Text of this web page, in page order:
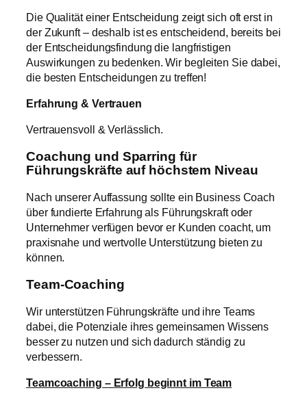
Die Qualität einer Entscheidung zeigt sich oft erst in
der Zukunft – deshalb ist es entscheidend, bereits bei
der Entscheidungsfindung die langfristigen
Auswirkungen zu bedenken. Wir begleiten Sie dabei,
die besten Entscheidungen zu treffen!
Erfahrung & Vertrauen
Vertrauensvoll & Verlässlich.
Coachung und Sparring für
Führungskräfte auf höchstem Niveau
Nach unserer Auffassung sollte ein Business Coach
über fundierte Erfahrung als Führungskraft oder
Unternehmer verfügen bevor er Kunden coacht, um
praxisnahe und wertvolle Unterstützung bieten zu
können.
Team-Coaching
Wir unterstützen Führungskräfte und ihre Teams
dabei, die Potenziale ihres gemeinsamen Wissens
besser zu nutzen und sich dadurch ständig zu
verbessern.
Teamcoaching – Erfolg beginnt im Team